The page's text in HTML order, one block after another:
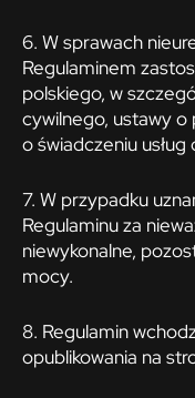
6. W sprawach
Regulaminem
polskiego, w
cywilnego, ustawy
o świadczeniu
7. W przypadku
Regulaminu za
niewykonalne,
mocy.
8. Regulamin
opublikowania na